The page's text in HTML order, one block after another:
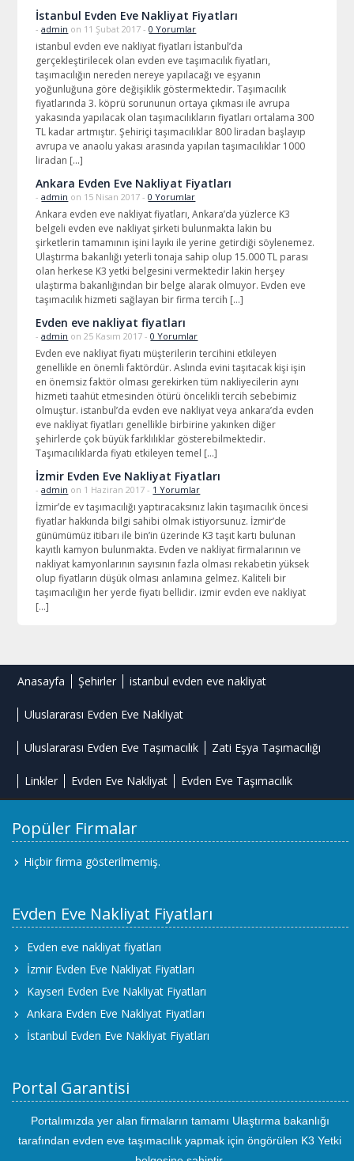
İstanbul Evden Eve Nakliyat Fiyatları
-admin on 11 Şubat 2017 -0 Yorumlar
istanbul evden eve nakliyat fiyatları İstanbul’da
gerçekleştirilecek olan evden eve taşımacılık fiyatları,
taşımacılığın nereden nereye yapılacağı ve eşyanın
yoğunluğuna göre değişiklik göstermektedir. Taşımacılık
fiyatlarında 3. köprü sorununun ortaya çıkması ile avrupa
yakasında yapılacak olan taşımacılıkların fiyatları ortalama 300
TL kadar artmıştır. Şehiriçi taşımacılıklar 800 liradan başlayıp
avrupa ve anaolu yakası arasında yapılan taşımacılıklar 1000
liradan […]
Ankara Evden Eve Nakliyat Fiyatları
-admin on 15 Nisan 2017 -0 Yorumlar
Ankara evden eve nakliyat fiyatları, Ankara’da yüzlerce K3
belgeli evden eve nakliyat şirketi bulunmakta lakin bu
şirketlerin tamamının işini layıkı ile yerine getirdiği söylenemez.
Ulaştırma bakanlığı yeterli tonaja sahip olup 15.000 TL parası
olan herkese K3 yetki belgesini vermektedir lakin herşey
ulaştırma bakanlığından bir belge alarak olmuyor. Evden eve
taşımacılık hizmeti sağlayan bir firma tercih […]
Evden eve nakliyat fiyatları
-admin on 25 Kasım 2017 -0 Yorumlar
Evden eve nakliyat fiyatı müşterilerin tercihini etkileyen
genellikle en önemli faktördür. Aslında evini taşıtacak kişi işin
en önemsiz faktör olması gerekirken tüm nakliyecilerin aynı
hizmeti taahüt etmesinden ötürü öncelikli tercih sebebimiz
olmuştur. istanbul’da evden eve nakliyat veya ankara’da evden
eve nakliyat fiyatları genellikle birbirine yakınken diğer
şehirlerde çok büyük farklılıklar gösterebilmektedir.
Taşımacılıklarda fiyatı etkileyen temel […]
İzmir Evden Eve Nakliyat Fiyatları
-admin on 1 Haziran 2017 - 1 Yorumlar
İzmir’de ev taşımacılığı yaptıracaksınız lakin taşımacılık öncesi
fiyatlar hakkında bilgi sahibi olmak istiyorsunuz. İzmir’de
günümümüz itibarı ile bin’in üzerinde K3 taşıt kartı bulunan
kayıtlı kamyon bulunmakta. Evden ve nakliyat firmalarının ve
nakliyat kamyonlarının sayısının fazla olması rekabetin yüksek
olup fiyatların düşük olması anlamına gelmez. Kaliteli bir
taşımacılığın her yerde fiyatı bellidir. izmir evden eve nakliyat
[…]
Anasayfa Şehirler istanbul evden eve nakliyat
Uluslararası Evden Eve Nakliyat
Uluslararası Evden Eve Taşımacılık Zati Eşya Taşımacılığı
Linkler Evden Eve Nakliyat Evden Eve Taşımacılık
Popüler Firmalar
Hiçbir firma gösterilmemiş.
Evden Eve Nakliyat Fiyatları
Evden eve nakliyat fiyatları
İzmir Evden Eve Nakliyat Fiyatları
Kayseri Evden Eve Nakliyat Fiyatları
Ankara Evden Eve Nakliyat Fiyatları
İstanbul Evden Eve Nakliyat Fiyatları
Portal Garantisi
Portalımızda yer alan firmaların tamamı Ulaştırma bakanlığı
tarafından evden eve taşımacılık yapmak için öngörülen K3 Yetki